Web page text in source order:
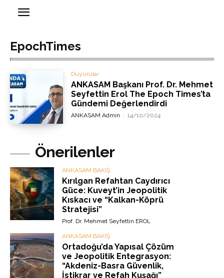
EpochTimes
Duyurular
ANKASAM Başkanı Prof. Dr. Mehmet
Seyfettin Erol The Epoch Times’ta
Gündemi Değerlendirdi
ANKASAM Admin - 14/10/2024
Önerilenler
ANKASAM BAKIŞ
Kırılgan Refahtan Caydırıcı
Güce: Kuveyt’in Jeopolitik
Kıskacı ve “Kalkan-Köprü
Stratejisi”
Prof. Dr. Mehmet Seyfettin EROL
ANKASAM BAKIŞ
Ortadoğu’da Yapısal Çözüm
ve Jeopolitik Entegrasyon:
“Akdeniz-Basra Güvenlik,
İstikrar ve Refah Kuşağı”